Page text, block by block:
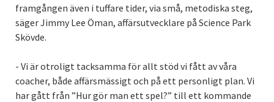
framgången även i tuffare tider, via små, metodiska steg,
säger Jimmy Lee Öman, affärsutvecklare på Science Park
Skövde.
- Vi är otroligt tacksamma för allt stöd vi fått av våra
coacher, både affärsmässigt och på ett personligt plan. Vi
har gått från ”Hur gör man ett spel?” till ett kommande